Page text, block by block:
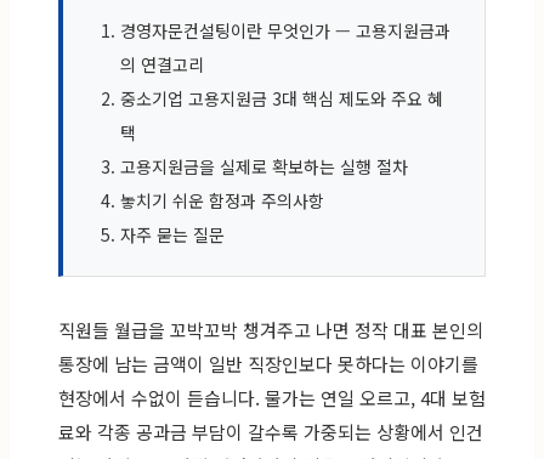
경영자문컨설팅이란 무엇인가 — 고용지원금과
의 연결고리
중소기업 고용지원금 3대 핵심 제도와 주요 혜
택
고용지원금을 실제로 확보하는 실행 절차
놓치기 쉬운 함정과 주의사항
자주 묻는 질문
직원들 월급을 꼬박꼬박 챙겨주고 나면 정작 대표 본인의
통장에 남는 금액이 일반 직장인보다 못하다는 이야기를
현장에서 수없이 듣습니다. 물가는 연일 오르고, 4대 보험
료와 각종 공과금 부담이 갈수록 가중되는 상황에서 인건